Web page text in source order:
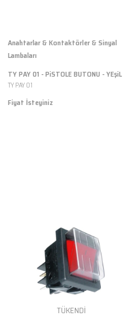
Anahtarlar & Kontaktörler & Sinyal
Lambaları
TY PAY 01 - PiSTOLE BUTONU - YEşiL
TY PAY 01
Fiyat İsteyiniz
TÜKENDI